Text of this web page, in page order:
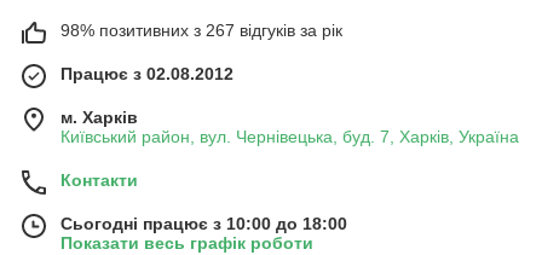
98% позитивних з 267 відгуків за рік
Працює з 02.08.2012
м. Харків
Київський район, вул. Чернівецька, буд. 7, Харків, Україна
Контакти
Сьогодні працює з 10:00 до 18:00
Показати весь графік роботи